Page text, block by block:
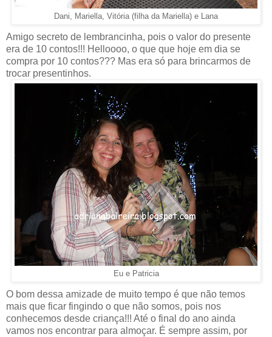
Dani, Mariella, Vitória (filha da Mariella) e Lana
Amigo secreto de lembrancinha, pois o valor do presente
era de 10 contos!!! Helloooo, o que que hoje em dia se
compra por 10 contos??? Mas era só para brincarmos de
trocar presentinhos.
Eu e Patricia
O bom dessa amizade de muito tempo é que não temos
mais que ficar fingindo o que não somos, pois nos
conhecemos desde criança!!! Até o final do ano ainda
vamos nos encontrar para almoçar. É sempre assim, por